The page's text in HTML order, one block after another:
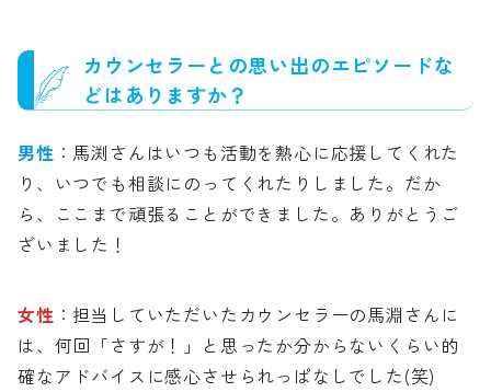
カウンセラーとの思い出のエピソードな
どはありますか？
男性 ：馬渕さんはいつも活動を熱心に応援してくれた
り、いつでも相談にのってくれたりしました。だか
ら、ここまで頑張ることができました。ありがとうご
ざいました！
女性 ：担当していただいたカウンセラーの馬淵さんに
は、何回「さすが！」と思ったか分からないくらい的
確なアドバイスに感心させられっぱなしでした(笑)